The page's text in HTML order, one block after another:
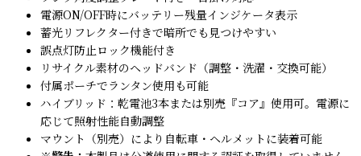
電源ON/OFF時にバッテリー残量インジケータ表示
蓄光リフレクター付きで暗所でも見つけやすい
誤点灯防止ロック機能付き
リサイクル素材のヘッドバンド（調整・洗濯・交換可能）
付属ポーチでランタン使用も可能
ハイブリッド：乾電池3本または別売『コア』使用可。電源に
応じて照射性能自動調整
マウント（別売）により自転車・ヘルメットに装着可能